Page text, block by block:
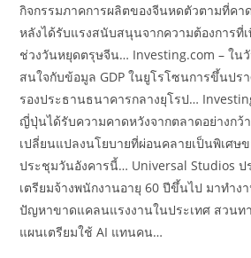
กิจกรรมภาคการผลิตของจีนหดตัวตามที่คา
หลังได้รับแรงสนับสนุนจากความต้องการที่
ช่วงวันหยุดตรุษจีน… Investing.com – ใน
สนใจกับข้อมูล GDP ในยูโรโซนการขึ้นปร
รองประธานธนาคารกลางยุโรป…
ญี่ปุ่นได้รับความคาดหวังจากตลาดอย่างกว้
เปลี่ยนแปลงนโยบายที่ผ่อนคลายเป็นพิเศษ
ประชุมวันอังคารนี้… Universal Studios
เตรียมจ้างพนักงานอายุ 60 ปีขึ้นไป มาทำง
ปัญหาขาดแคลนแรงงานในประเทศ สวนท
แผนเตรียมใช้ AI แทนคน…